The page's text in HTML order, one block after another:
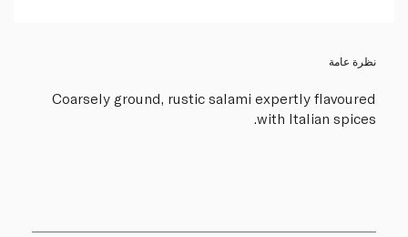
نظرة عامة
Coarsely ground, rustic salami expertly flavoured
with Italian spices.